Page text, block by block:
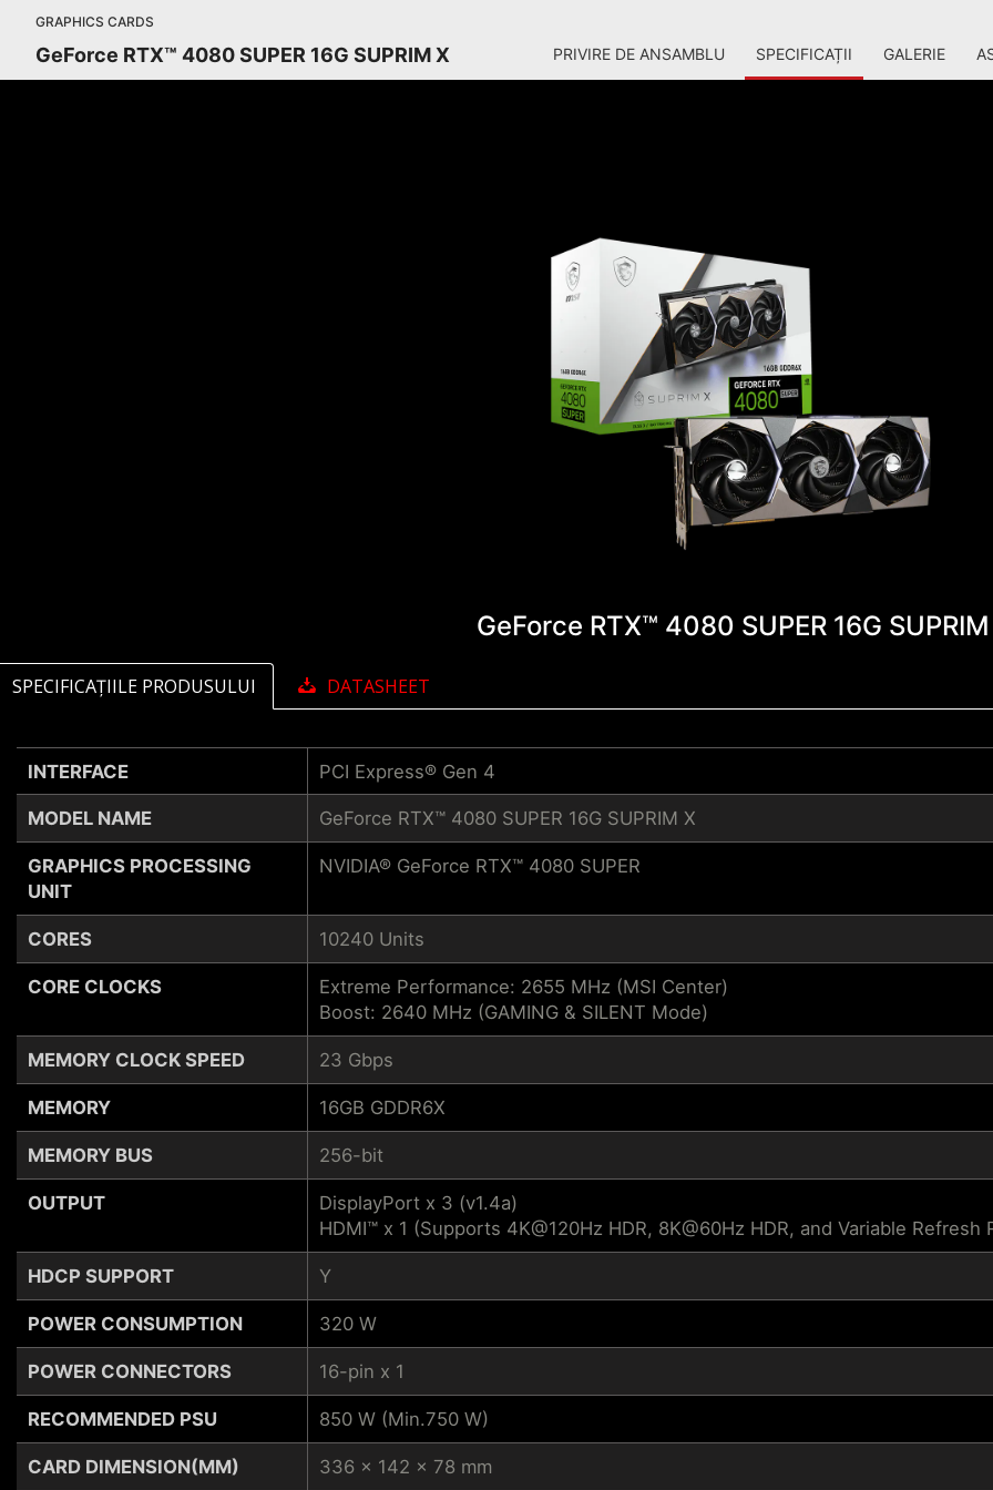
GRAPHICS CARDS
GeForce RTX™ 4080 SUPER 16G SUPRIM X PRIVIRE DE ANSAMBLU SPECIFICAȚII GALERIE
GeForce RTX™ 4080 SUPER 16G
SPECIFICAȚIILE PRODUSULUI DATASHEET
INTERFACE
MODEL NAME
GRAPHICS PROCESSING
UNIT
CORES
CORE CLOCKS
MEMORY CLOCK SPEED
MEMORY
MEMORY BUS
OUTPUT
HDCP SUPPORT
POWER CONSUMPTION
POWER CONNECTORS
RECOMMENDED PSU
CARD DIMENSION(MM)
PCI Express® Gen 4
GeForce RTX™ 4080 SUPER 16G SUPRIM X
NVIDIA® GeForce RTX™ 4080 SUPER
10240 Units
Extreme Performance: 2655 MHz (MSI Center)
Boost: 2640 MHz (GAMING & SILENT Mode)
23 Gbps
16GB GDDR6X
256-bit
DisplayPort x 3 (v1.4a)
HDMI™ x 1 (Supports 4K@120Hz HDR, 8K@60Hz HDR, and Variable
Y
320 W
16-pin x 1
850 W (Min.750 W)
336 x 142 x 78 mm